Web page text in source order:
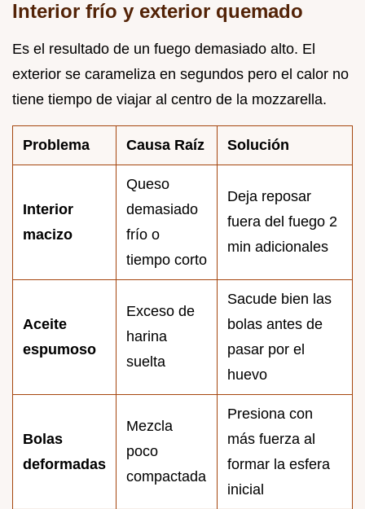
Interior frío y exterior quemado
Es el resultado de un fuego demasiado alto. El
exterior se carameliza en segundos pero el calor no
tiene tiempo de viajar al centro de la mozzarella.
Problema Causa Raíz Solución
Interior
macizo
Queso
demasiado
frío o
tiempo corto
Deja reposar
fuera del fuego 2
min adicionales
Aceite
espumoso
Exceso de
harina
suelta
Sacude bien las
bolas antes de
pasar por el
huevo
Bolas
deformadas
Mezcla
poco
compactada
Presiona con
más fuerza al
formar la esfera
inicial